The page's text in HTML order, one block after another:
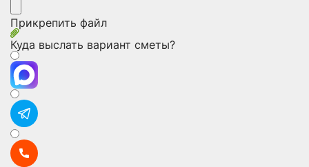
Прикрепить файл
Куда выслать вариант сметы?